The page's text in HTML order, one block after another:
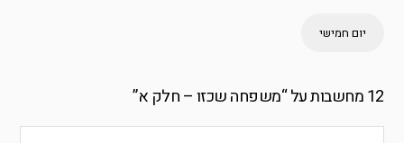
יום חמישי
12 מחשבות על “ משפחה שכזו – חלק א”